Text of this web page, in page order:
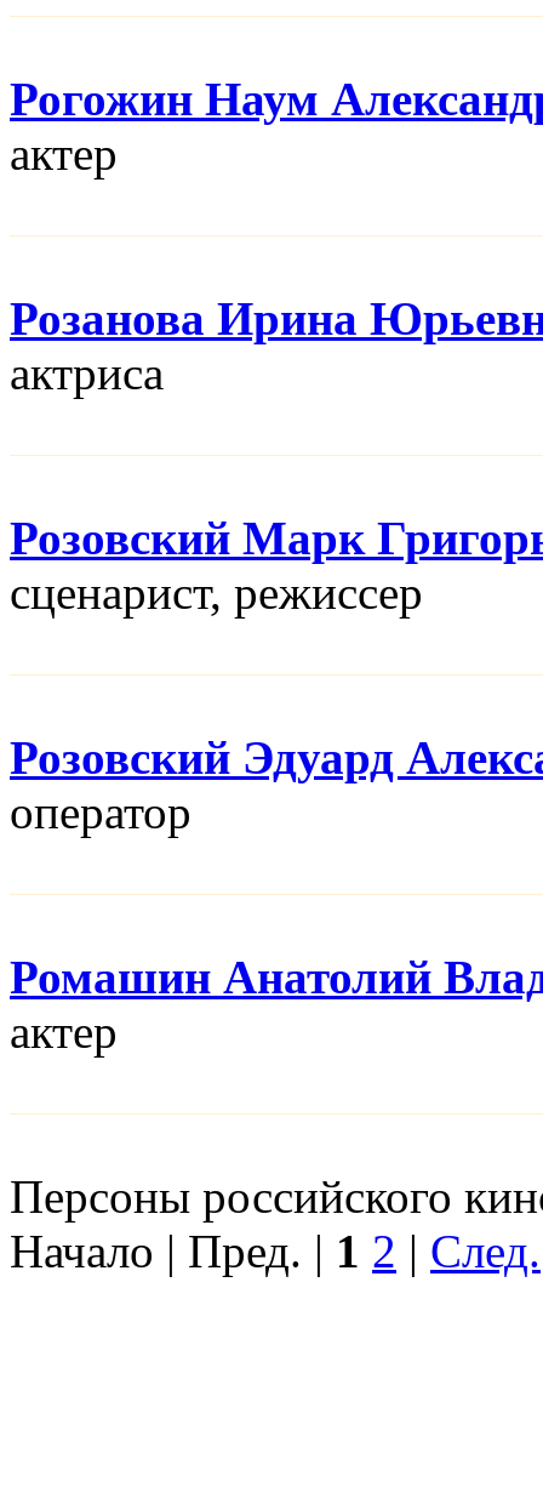
Рогожин Наум
актер
Розанова Ирина
актриса
Розовский Марк
сценарист, режисcер
Розовский Эдуард
оператор
Ромашин Анатолий
актер
Персоны российского
Начало | Пред. | 1 2 | След.